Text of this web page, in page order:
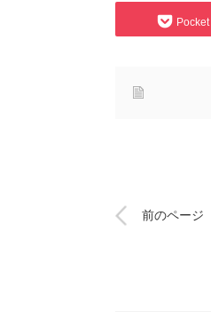
Pocket
前のページ